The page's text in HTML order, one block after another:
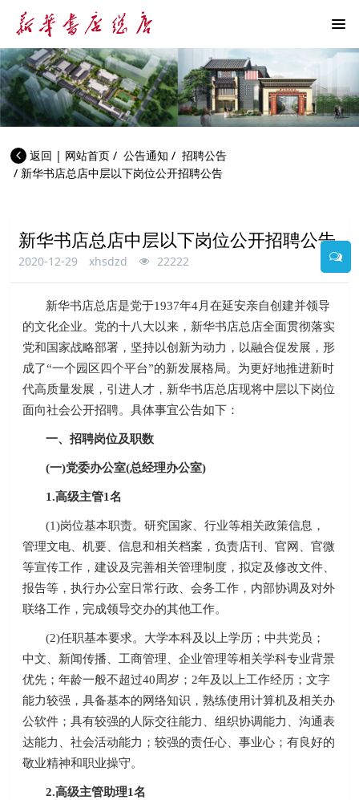
返回 | 网站首页 / 公告通知 / 招聘公告
/ 新华书店总店中层以下岗位公开招聘公告
新华书店总店中层以下岗位公开招聘公告
2020-12-29 xhsdzd 22222
新华书店总店是党于1937年4月在延安亲自创建并领导
的文化企业。党的十八大以来，新华书店总店全面贯彻落实
党和国家战略部署，坚持以创新为动力，以融合促发展，形
成了“一个园区四个平台”的新发展格局。为更好地推进新时
代高质量发展，引进人才，新华书店总店现将中层以下岗位
面向社会公开招聘。具体事宜公告如下：
一、招聘岗位及职数
(一)党委办公室(总经理办公室)
1.高级主管1名
(1)岗位基本职责。研究国家、行业等相关政策信息，
管理文电、机要、信息和相关档案，负责店刊、官网、官微
等宣传工作，建设及完善相关管理制度，拟定及修改文件、
报告等，执行办公室日常行政、会务工作，内部协调及对外
联络工作，完成领导交办的其他工作。
(2)任职基本要求。大学本科及以上学历；中共党员；
中文、新闻传播、工商管理、企业管理等相关学科专业背景
优先；年龄一般不超过40周岁；2年及以上工作经历；文字
能力较强，具备基本的网络知识，熟练使用计算机及相关办
公软件；具有较强的人际交往能力、组织协调能力、沟通表
达能力、社会活动能力；较强的责任心、事业心；有良好的
敬业精神和职业操守。
2.高级主管助理1名